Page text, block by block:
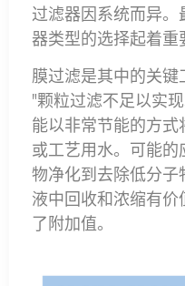
过滤器因系统而异
器类型的选择起着重
膜过滤是其中的关
"颗粒过滤不足以实
能以非常节能的方
或工艺用水。可能
物净化到去除低分子
液中回收和浓缩有
了附加值。